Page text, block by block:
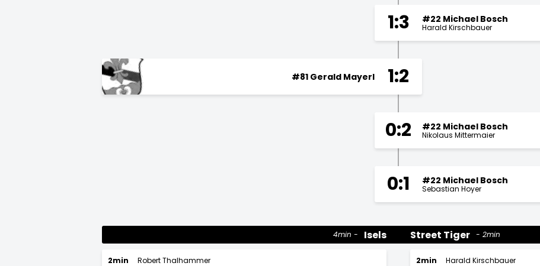
1:3 #22 Michael Bosch
Harald Kirschbauer
1:2
#81 Gerald Mayerl
0:2 #22 Michael Bosch
Nikolaus Mittermaier
0:1 #22 Michael Bosch
Sebastian Hoyer
Isels
4min
2min Robert Thalhammer
Street Tiger 2min
2min Harald Kirschbauer